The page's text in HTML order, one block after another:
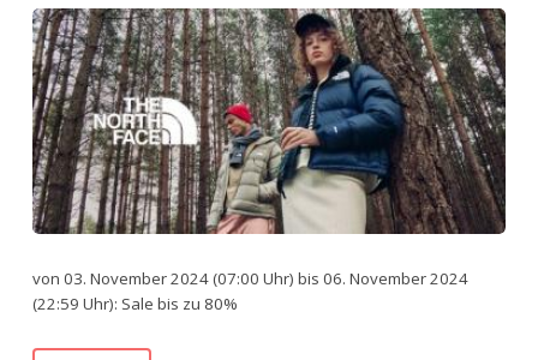
von 03. November 2024 (07:00 Uhr) bis 06. November 2024
(22:59 Uhr): Sale bis zu 80%